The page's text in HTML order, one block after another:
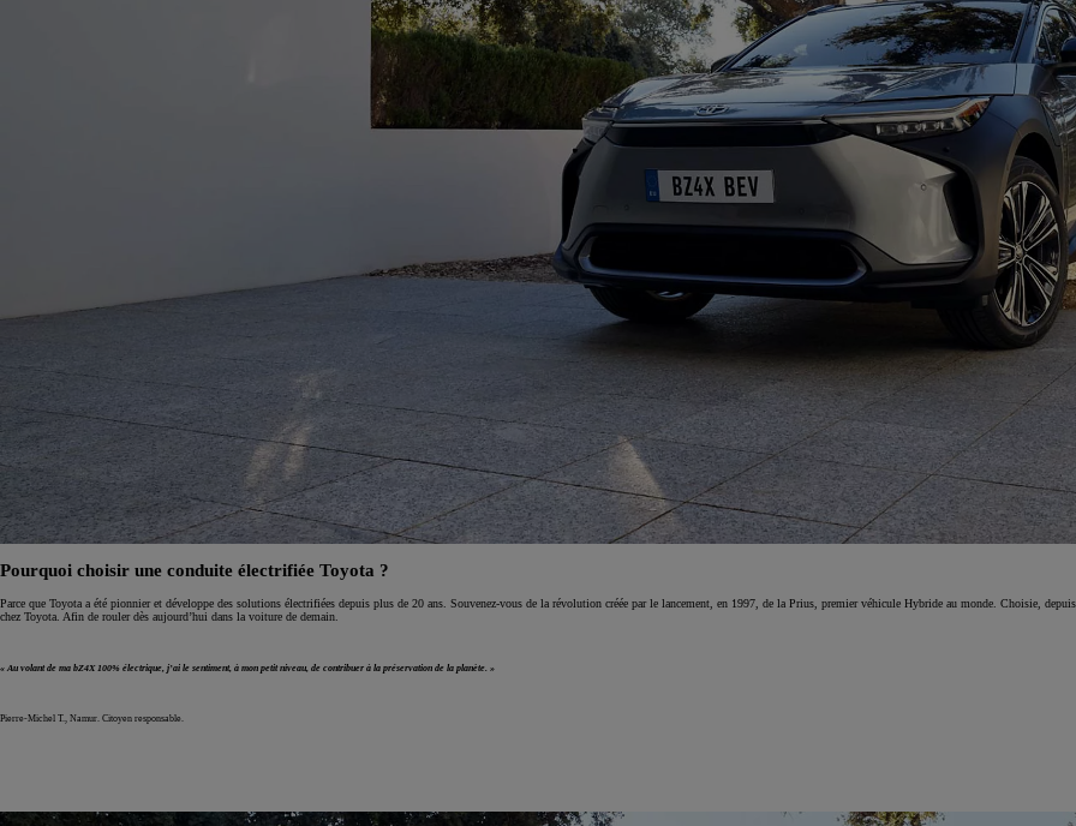
Pourquoi choisir une conduite électrifiée Toyota ?
Parce que Toyota a été pionnier et développe des solutions électrifiées depuis plus de 20 ans. Souvenez-vous de la révolution créée par le lancement, en 1997, de la Prius, premier véhicule Hybride au monde. Choisie,
chez Toyota. Afin de rouler dès aujourd’hui dans la voiture de demain.
« Au volant de ma bZ4X 100% électrique, j’ai le sentiment, à mon petit niveau, de contribuer à la préservation de la planète. »
Pierre-Michel T., Namur. Citoyen responsable.